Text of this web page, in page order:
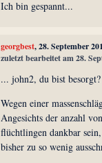
Ich bin gespannt...
georgbest, 28. September
zuletzt bearbeitet am 28.
... john2, du bist besorgt?
Wegen einer
Angesichts der anzahl
flüchtlingen dankbar
bisher zu so wenig